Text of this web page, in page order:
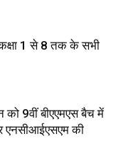
1 से 8 तक के सभी
9वीं बीएएमएस बैच में
एनसीआईएसएम की